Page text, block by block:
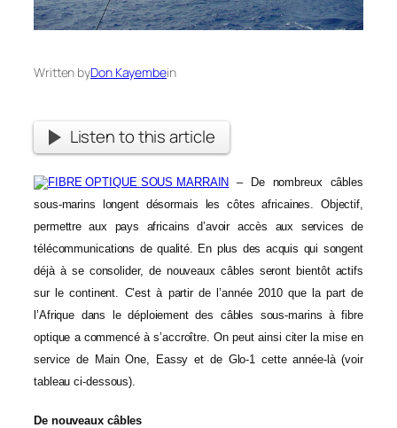
Written byDon Kayembein
Listen to this article
– De nombreux câbles
sous-marins longent désormais les côtes africaines. Objectif,
permettre aux pays africains d’avoir accès aux services de
télécommunications de qualité. En plus des acquis qui songent
déjà à se consolider, de nouveaux câbles seront bientôt actifs
sur le continent. C’est à partir de l’année 2010 que la part de
l’Afrique dans le déploiement des câbles sous-marins à fibre
optique a commencé à s’accroître. On peut ainsi citer la mise en
service de Main One, Eassy et de Glo-1 cette année-là (voir
tableau ci-dessous).
De nouveaux câbles